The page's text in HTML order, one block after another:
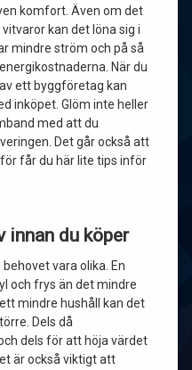
komfort. Även om det
kan det löna sig i
mindre ström och på så
När du
ett byggföretag kan
inköpet. Glöm inte heller
med att du
Det går också att
får du här lite tips inför
innan du köper
vara olika. En
och frys än det mindre
mindre hushåll kan det
Dels då
dels för att höja värdet
är också viktigt att